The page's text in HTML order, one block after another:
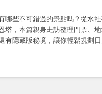
哪些不可錯過的景點嗎？從水
塔，本篇親身走訪整理門票、
有隱藏版秘境，讓你輕鬆規劃日